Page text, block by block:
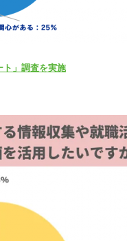
ト」調査を実施